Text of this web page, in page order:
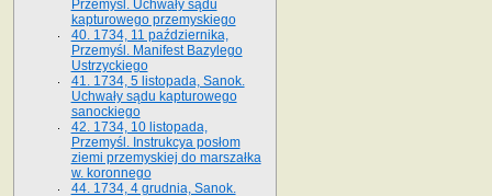
Przemyśl. Uchwały sądu
kapturowego przemyskiego
40. 1734, 11 października,
Przemyśl. Manifest Bazylego
Ustrzyckiego
41. 1734, 5 listopada, Sanok.
Uchwały sądu kapturowego
sanockiego
42. 1734, 10 listopada,
Przemyśl. Instrukcya posłom
ziemi przemyskiej do marszałka
w. koronnego
44. 1734, 4 grudnia, Sanok.